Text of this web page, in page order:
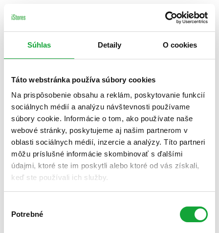
Súhlas Detaily O cookies
Táto webstránka používa súbory cookies
Na prispôsobenie obsahu a reklám, poskytovanie funkcií
sociálnych médií a analýzu návštevnosti používame
súbory cookie. Informácie o tom, ako používate naše
webové stránky, poskytujeme aj našim partnerom v
oblasti sociálnych médií, inzercie a analýzy. Títo partneri
môžu príslušné informácie skombinovať s ďalšími
údajmi, ktoré ste im poskytli alebo ktoré od vás získali,
keď ste používali ich služby.
súhlasu
Potrebné